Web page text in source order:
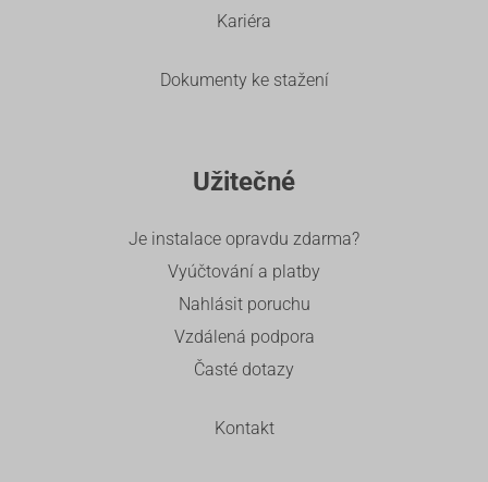
Kariéra
Dokumenty ke stažení
Užitečné
Je instalace opravdu zdarma?
Vyúčtování a platby
Nahlásit poruchu
Vzdálená podpora
Časté dotazy
Kontakt